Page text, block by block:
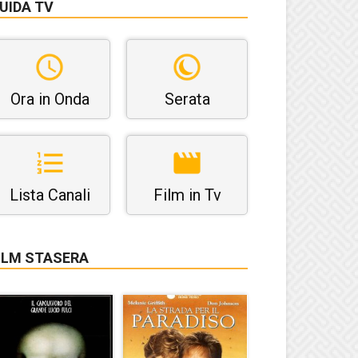
TV
Ora in Onda Serata
Lista Canali Film in Tv
STASERA